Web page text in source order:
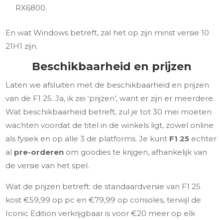
RX6800.
En wat Windows betreft, zal het op zijn minst versie 10
21H1 zijn.
Beschikbaarheid en prijzen
Laten we afsluiten met de beschikbaarheid en prijzen
van de F1 25. Ja, ik zei ‘prijzen’, want er zijn er meerdere.
Wat beschikbaarheid betreft, zul je tot 30 mei moeten
wachten voordat de titel in de winkels ligt, zowel online
als fysiek en op alle 3 de platforms. Je kunt F1 25 echter
al pre-orderen om goodies te krijgen, afhankelijk van
de versie van het spel.
Wat de prijzen betreft: de standaardversie van F1 25
kost €59,99 op pc en €79,99 op consoles, terwijl de
Iconic Edition verkrijgbaar is voor €20 meer op elk